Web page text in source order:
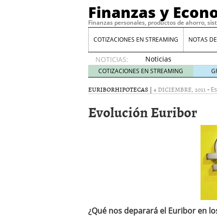
Finanzas y
Finanzas personales, productos de ahorro,
COTIZACIONES EN STREAMING NOTAS
NOTICIAS:
Noticias
de XRP
por qué
las
de
whales
Comparativa Costes
Meses sin intereses:
Planificar tu herencia
COTIZACIONES EN STREAMING
EURIBORHIPOTECAS | 4 DICIEMBRE, 2011 -
Evolución Euribor
¿Qué nos deparará el Euribor en